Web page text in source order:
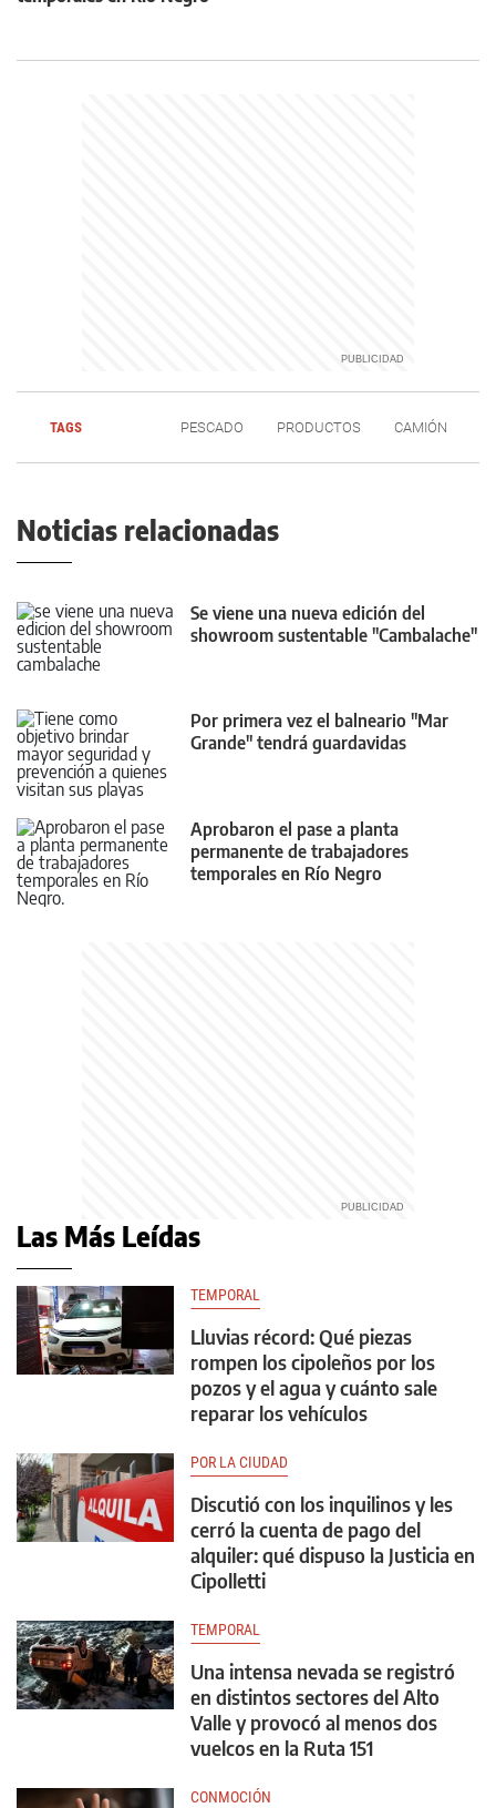
TAGS PESCADO PRODUCTOS CAMIÓN
Noticias relacionadas
Se viene una nueva edición del
showroom sustentable "Cambalache"
Por primera vez el balneario "Mar
Grande" tendrá guardavidas
Aprobaron el pase a planta
permanente de trabajadores
temporales en Río Negro
Las Más Leídas
TEMPORAL
Lluvias récord: Qué piezas
rompen los cipoleños por los
pozos y el agua y cuánto sale
reparar los vehículos
POR LA CIUDAD
Discutió con los inquilinos y les
cerró la cuenta de pago del
alquiler: qué dispuso la Justicia en
Cipolletti
TEMPORAL
Una intensa nevada se registró
en distintos sectores del Alto
Valle y provocó al menos dos
vuelcos en la Ruta 151
CONMOCIÓN